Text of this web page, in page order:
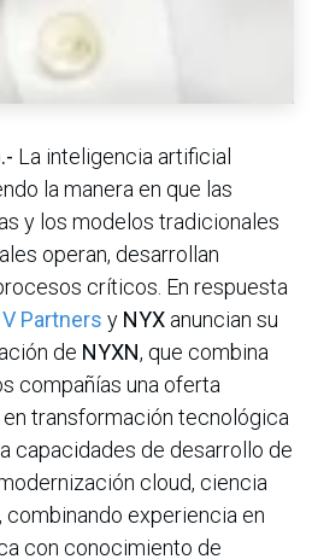
La inteligencia artificial
la manera en que las
y los modelos tradicionales
operan, desarrollan
críticos. En respuesta
Partners y NYX anuncian su
de NYXN, que combina
compañías una oferta
transformación tecnológica
capacidades de desarrollo de
cloud, ciencia
combinando experiencia en
con conocimiento de